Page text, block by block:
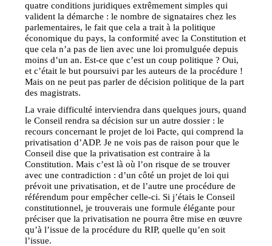
quatre conditions juridiques extrêmement simples qui
valident la démarche : le nombre de signataires chez les
parlementaires, le fait que cela a trait à la politique
économique du pays, la conformité avec la Constitution et
que cela n’a pas de lien avec une loi promulguée depuis
moins d’un an. Est-ce que c’est un coup politique ? Oui,
et c’était le but poursuivi par les auteurs de la procédure !
Mais on ne peut pas parler de décision politique de la part
des magistrats.
La vraie difficulté interviendra dans quelques jours, quand
le Conseil rendra sa décision sur un autre dossier : le
recours concernant le projet de loi Pacte, qui comprend la
privatisation d’ADP. Je ne vois pas de raison pour que le
Conseil dise que la privatisation est contraire à la
Constitution. Mais c’est là où l’on risque de se trouver
avec une contradiction : d’un côté un projet de loi qui
prévoit une privatisation, et de l’autre une procédure de
référendum pour empêcher celle-ci. Si j’étais le Conseil
constitutionnel, je trouverais une formule élégante pour
préciser que la privatisation ne pourra être mise en œuvre
qu’à l’issue de la procédure du RIP, quelle qu’en soit
l’issue.